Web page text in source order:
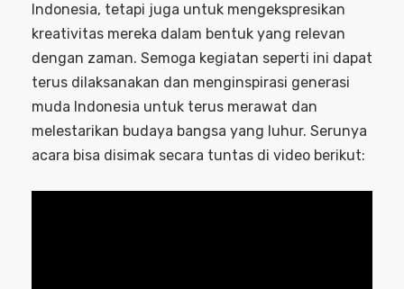
Indonesia, tetapi juga untuk mengekspresikan
kreativitas mereka dalam bentuk yang relevan
dengan zaman. Semoga kegiatan seperti ini dapat
terus dilaksanakan dan menginspirasi generasi
muda Indonesia untuk terus merawat dan
melestarikan budaya bangsa yang luhur. Serunya
acara bisa disimak secara tuntas di video berikut: